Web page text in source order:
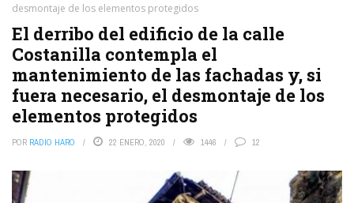
desmontaje de los elementos protegidos
El derribo del edificio de la calle
Costanilla contempla el
mantenimiento de las fachadas y, si
fuera necesario, el desmontaje de los
elementos protegidos
POR RADIO HARO 22 ENERO, 2020 1446 12